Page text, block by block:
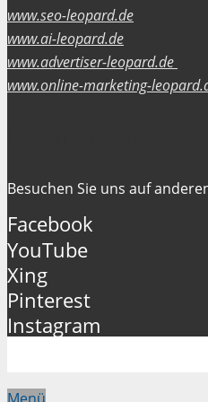
www.seo-leopard.de
www.ai-leopard.de
www.advertiser-leopard.de
www.online-marketing-
Besuchen Sie uns auf
Facebook
YouTube
Xing
Pinterest
Instagram